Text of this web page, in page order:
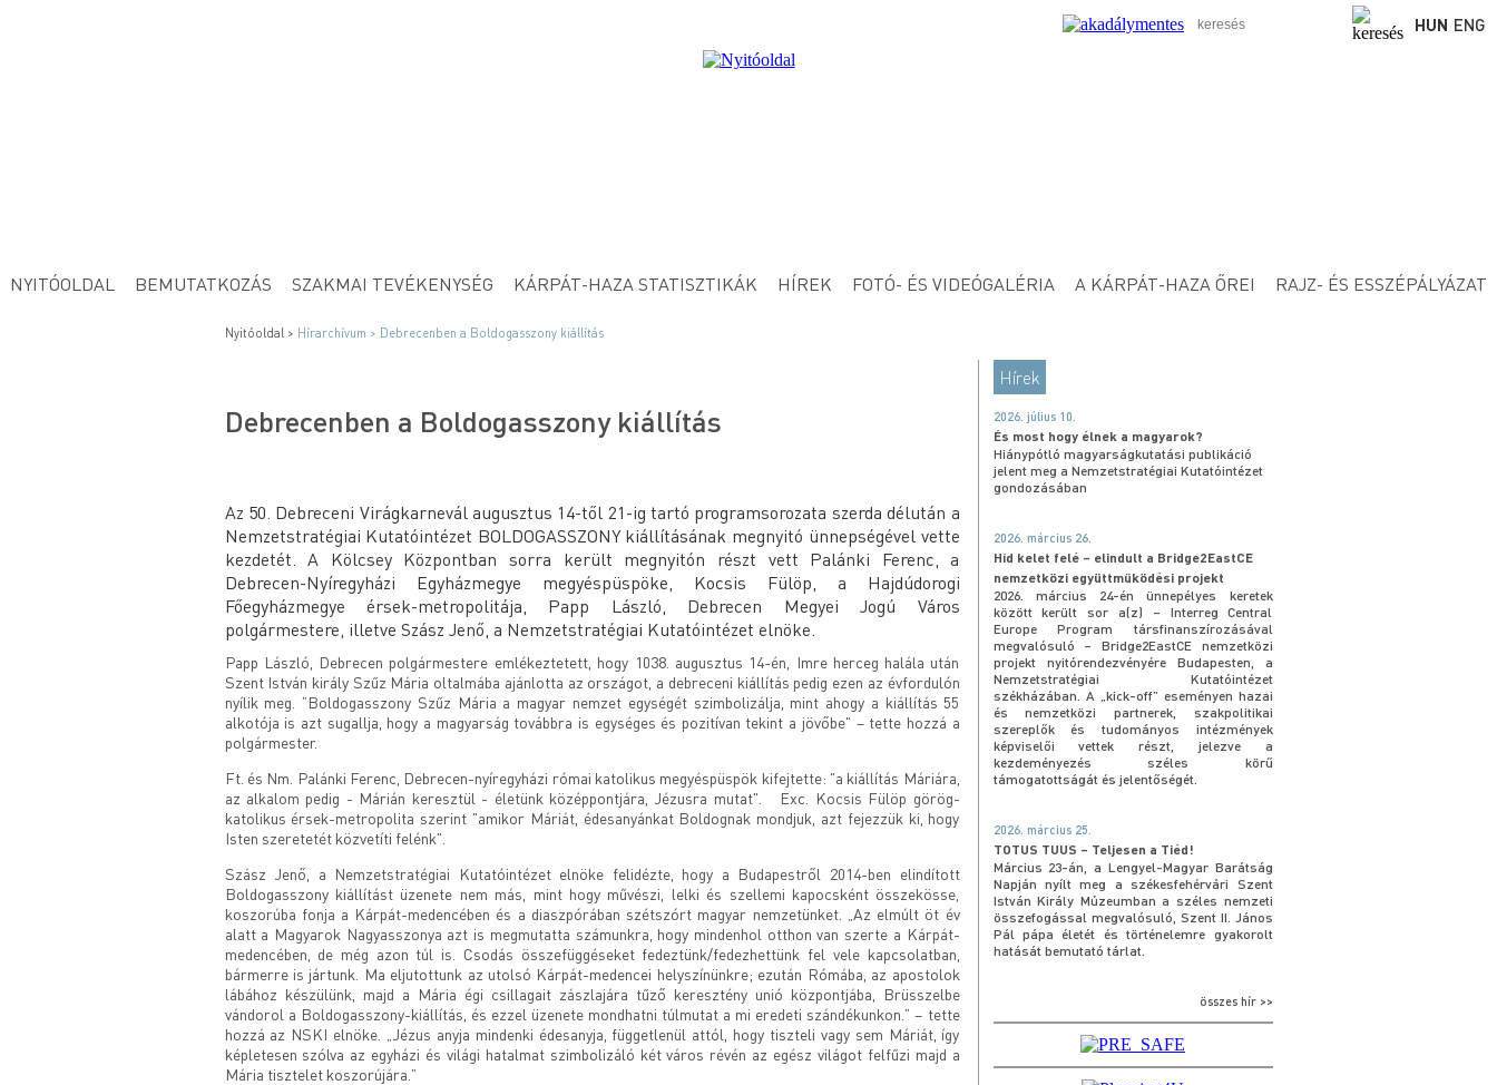
HUN ENG
NYITÓOLDAL BEMUTATKOZÁS SZAKMAI TEVÉKENYSÉG KÁRPÁT-HAZA STATISZTIKÁK HÍREK FOTÓ- ÉS VIDEÓGALÉRIA A KÁRPÁT-HAZA ŐREI RAJZ- ÉS ESSZÉPÁLYÁZAT
Nyitóoldal > Hírarchívum > Debrecenben a Boldogasszony kiállítás
Debrecenben a Boldogasszony kiállítás
Az 50. Debreceni Virágkarnevál augusztus 14-től 21-ig tartó programsorozata szerda délután a
Nemzetstratégiai Kutatóintézet BOLDOGASSZONY kiállításának megnyitó ünnepségével vette
kezdetét. A Kölcsey Központban sorra került megnyitón részt vett Palánki Ferenc, a
Debrecen-Nyíregyházi Egyházmegye megyéspüspöke, Kocsis Fülöp, a Hajdúdorogi
Főegyházmegye érsek-metropolitája, Papp László, Debrecen Megyei Jogú Város
polgármestere, illetve Szász Jenő, a Nemzetstratégiai Kutatóintézet elnöke.
Papp László, Debrecen polgármestere emlékeztetett, hogy 1038. augusztus 14-én, Imre herceg halála után
Szent István király Szűz Mária oltalmába ajánlotta az országot, a debreceni kiállítás pedig ezen az évfordulón
nyílik meg. ”Boldogasszony Szűz Mária a magyar nemzet egységét szimbolizálja, mint ahogy a kiállítás 55
alkotója is azt sugallja, hogy a magyarság továbbra is egységes és pozitívan tekint a jövőbe" – tette hozzá a
polgármester.
Ft. és Nm. Palánki Ferenc, Debrecen-nyíregyházi római katolikus megyéspüspök kifejtette: "a kiállítás Máriára,
az alkalom pedig - Márián keresztül - életünk középpontjára, Jézusra mutat". Exc. Kocsis Fülöp görög-
katolikus érsek-metropolita szerint "amikor Máriát, édesanyánkat Boldognak mondjuk, azt fejezzük ki, hogy
Isten szeretetét közvetíti felénk".
Szász Jenő, a Nemzetstratégiai Kutatóintézet elnöke felidézte, hogy a Budapestről 2014-ben elindított
Boldogasszony kiállítást üzenete nem más, mint hogy művészi, lelki és szellemi kapocsként összekösse,
koszorúba fonja a Kárpát-medencében és a diaszpórában szétszórt magyar nemzetünket. „Az elmúlt öt év
alatt a Magyarok Nagyasszonya azt is megmutatta számunkra, hogy mindenhol otthon van szerte a Kárpát-
medencében, de még azon túl is. Csodás összefüggéseket fedeztünk/fedezhettünk fel vele kapcsolatban,
bármerre is jártunk. Ma eljutottunk az utolsó Kárpát-medencei helyszínünkre; ezután Rómába, az apostolok
lábához készülünk, majd a Mária égi csillagait zászlajára tűző keresztény unió központjába, Brüsszelbe
vándorol a Boldogasszony-kiállítás, és ezzel üzenete mondhatni túlmutat a mi eredeti szándékunkon.” – tette
hozzá az NSKI elnöke. „Jézus anyja mindenki édesanyja, függetlenül attól, hogy tiszteli vagy sem Máriát, így
képletesen szólva az egyházi és világi hatalmat szimbolizáló két város révén az egész világot felfűzi majd a
Mária tisztelet koszorújára.”
Hírek
2026. július 10.
És most hogy élnek a magyarok?
Hiánypótló magyarságkutatási publikáció
jelent meg a Nemzetstratégiai Kutatóintézet
gondozásában
2026. március 26.
Híd kelet felé – elindult a Bridge2EastCE
nemzetközi együttműködési projekt
2026. március 24-én ünnepélyes keretek
között került sor a(z) – Interreg Central
Europe Program társfinanszírozásával
megvalósuló – Bridge2EastCE nemzetközi
projekt nyitórendezvényére Budapesten, a
Nemzetstratégiai Kutatóintézet
székházában. A „kick-off” eseményen hazai
és nemzetközi partnerek, szakpolitikai
szereplők és tudományos intézmények
képviselői vettek részt, jelezve a
kezdeményezés széles körű
támogatottságát és jelentőségét.
2026. március 25.
TOTUS TUUS – Teljesen a Tiéd!
Március 23-án, a Lengyel-Magyar Barátság
Napján nyílt meg a székesfehérvári Szent
István Király Múzeumban a széles nemzeti
összefogással megvalósuló, Szent II. János
Pál pápa életét és történelemre gyakorolt
hatását bemutató tárlat.
összes hír >>